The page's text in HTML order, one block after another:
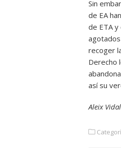
Sin
de EA
de ETA
recoger
Derecho
así su
Aleix